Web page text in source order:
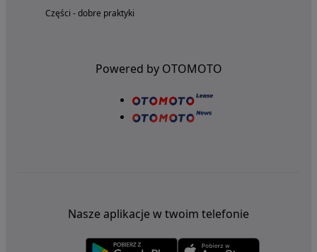
Części - dobre praktyki
Powered by OTOMOTO
Nasze aplikacje w twoim telefonie